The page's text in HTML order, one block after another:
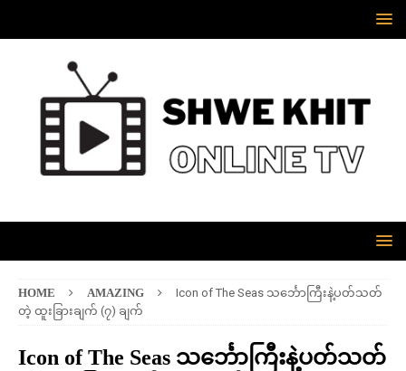
HOME AMAZING
Icon of The Seas သင်္ဘောကြီးနဲ့ပတ်သတ်
တဲ့ ထူးခြားချက် (၇) ချက်
Icon of The Seas သင်္ဘောကြီးနဲ့ပတ်သတ်